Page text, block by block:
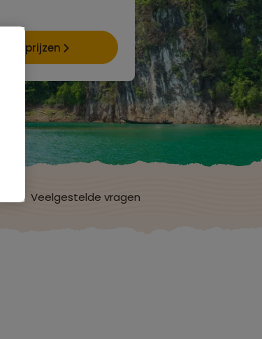
& prijzen
Veelgestelde vragen